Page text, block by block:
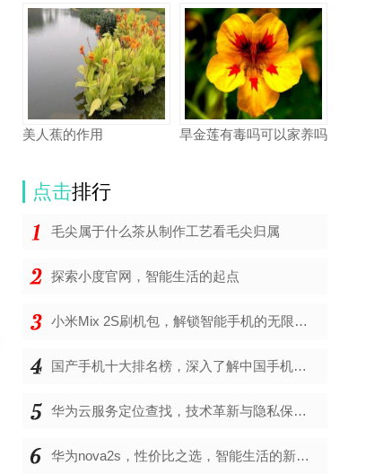
美人蕉的作用 旱金莲有毒吗可以家养吗
点击排行
毛尖属于什么茶从制作工艺看毛尖归属
探索小度官网，智能生活的起点
小米Mix 2S刷机包，解锁智能手机的无限可能
国产手机十大排名榜，深入了解中国手机市场的佼佼者
华为云服务定位查找，技术革新与隐私保护的双重奏
华为nova2s，性价比之选，智能生活的新伙伴